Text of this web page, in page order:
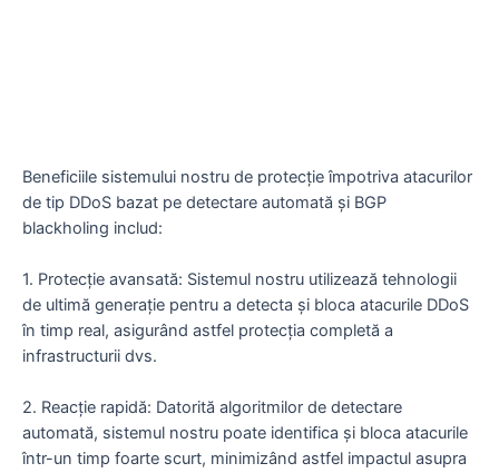
Beneficiile sistemului nostru de protecție împotriva atacurilor
de tip DDoS bazat pe detectare automată și BGP
blackholing includ:
1. Protecție avansată: Sistemul nostru utilizează tehnologii
de ultimă generație pentru a detecta și bloca atacurile DDoS
în timp real, asigurând astfel protecția completă a
infrastructurii dvs.
2. Reacție rapidă: Datorită algoritmilor de detectare
automată, sistemul nostru poate identifica și bloca atacurile
într-un timp foarte scurt, minimizând astfel impactul asupra